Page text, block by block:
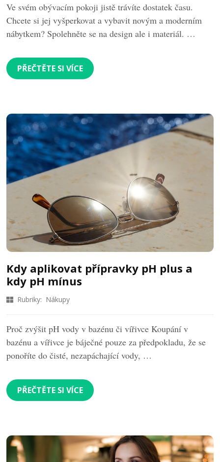
Ve svém obývacím pokoji jistě trávíte dostatek času.
Chcete si jej vyšperkovat a vybavit novým a moderním
nábytkem? Spolehněte se na design ale i materiál. …
PŘEČTĚTE SI VÍCE
Kdy aplikovat přípravky pH plus a
kdy pH mínus
Rubriky: Nákupy
Proč zvýšit pH vody v bazénu či vířivce Koupání v
bazénu a vířivce je báječné pouze za předpokladu, že se
ponoříte do čisté, nezapáchající vody, …
PŘEČTĚTE SI VÍCE